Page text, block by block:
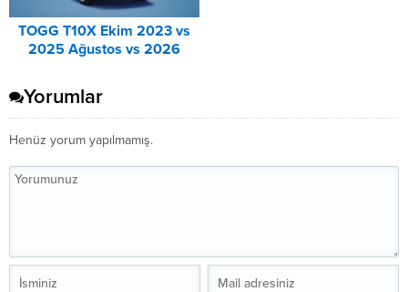
TOGG T10X Ekim 2023 vs
2025 Ağustos vs 2026
Karşılaştırma
Yorumlar
Henüz yorum yapılmamış.